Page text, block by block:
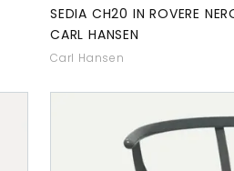
SEDIA CH20 IN ROVERE
CARL HANSEN
Carl Hansen